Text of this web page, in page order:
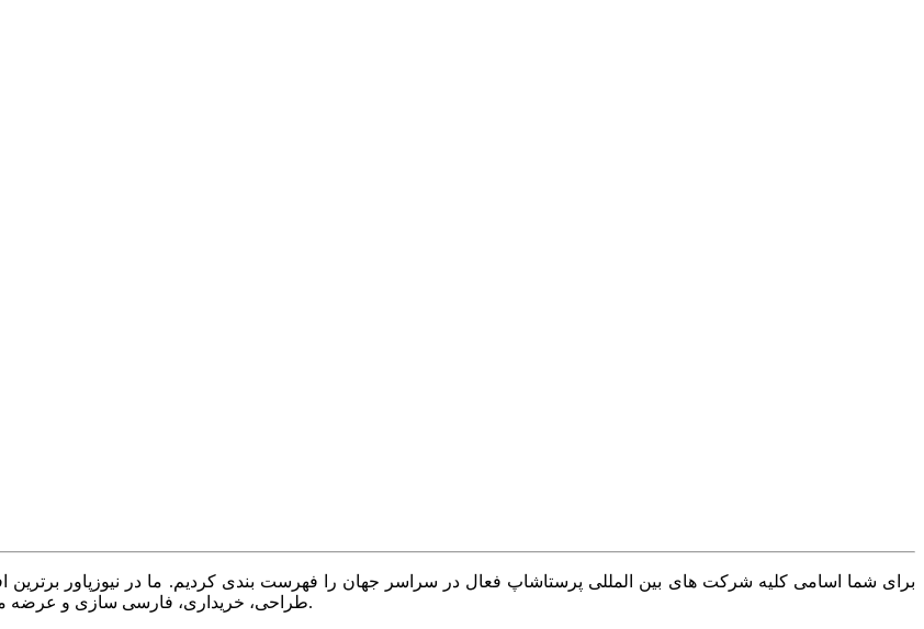
برای شما اسامی کلیه شرکت های بین المللی پرستاشاپ فعال در سراسر جهان را فهرست بندی کردیم. ما در نیوزپاور برترین
طراحی، خریداری، فارسی سازی و عرضه می کنیم. با نیوزپاور همیشه وب سایت خود را بروز و پویا نگه دارید.